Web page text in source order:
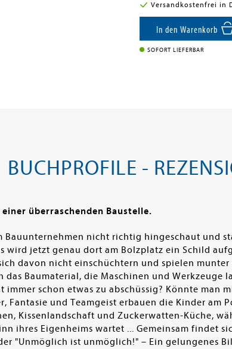
Versandkostenfrei in
In den Warenkorb
SOFORT LIEFERBAR
BUCHPROFILE -
überraschenden Baustelle.
Bauunternehmen nicht richtig hingeschaut und
wird jetzt genau dort am Bolzplatz ein Schild
davon nicht einschüchtern und spielen
das Baumaterial, die Maschinen und Werkzeuge
schon etwas zu abschüssig? Könnte man
Fantasie und Teamgeist erbauen die Kinder am
Kissenlandschaft und Zuckerwatten-Küche,
ihres Eigenheims wartet ... Gemeinsam findet
"Unmöglich ist unmöglich!" – Ein gelungenes